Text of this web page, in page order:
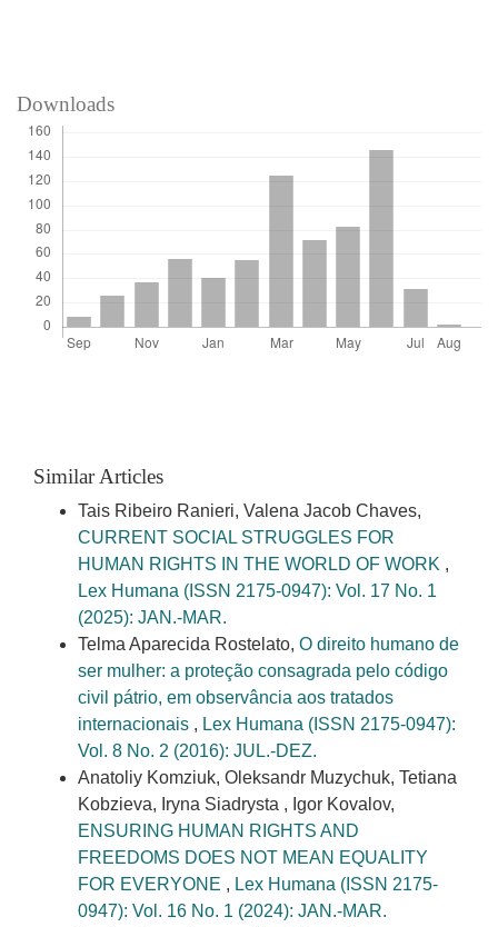
Downloads
Similar Articles
Tais Ribeiro Ranieri, Valena Jacob Chaves,
CURRENT SOCIAL STRUGGLES FOR
HUMAN RIGHTS IN THE WORLD OF WORK ,
Lex Humana (ISSN 2175-0947): Vol. 17 No. 1
(2025): JAN.-MAR.
Telma Aparecida Rostelato, O direito humano de
ser mulher: a proteção consagrada pelo código
civil pátrio, em observância aos tratados
internacionais , Lex Humana (ISSN 2175-0947):
Vol. 8 No. 2 (2016): JUL.-DEZ.
Anatoliy Komziuk, Oleksandr Muzychuk, Tetiana
Kobzieva, Iryna Siadrysta , Igor Kovalov,
ENSURING HUMAN RIGHTS AND
FREEDOMS DOES NOT MEAN EQUALITY
FOR EVERYONE , Lex Humana (ISSN 2175-
0947): Vol. 16 No. 1 (2024): JAN.-MAR.